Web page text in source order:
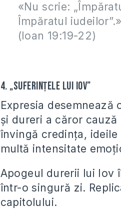
«Nu scrie:
Împăratul
(Ioan 19:19-22)
4. „Suferinţele lui Iov”
Expresia
şi dureri a căror
învingă credinţa,
multă intensitate
Apogeul durerii lui Iov
într-o singură zi.
capitolului.